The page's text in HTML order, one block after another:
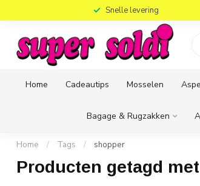
Snelle levering
Home Cadeautips Mosselen
Bagage & Rugzakken
Home / Tags / shopper
Producten getagd